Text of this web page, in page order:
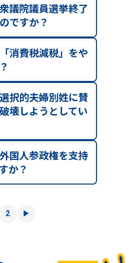
議院議員選挙終了
ですか？
消費税減税」をや
択的夫婦別姓に賛
壊しようとしてい
国人参政権を支持
か？
2 次へ